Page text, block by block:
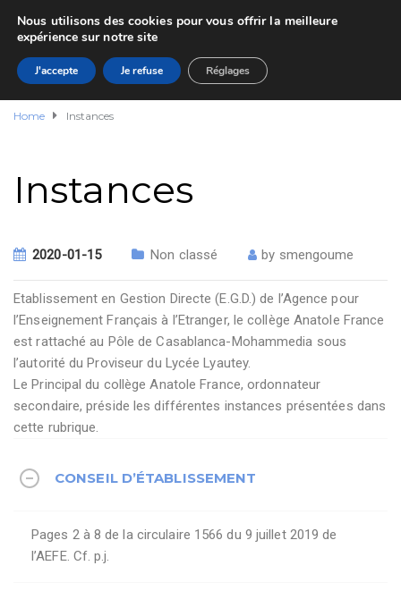
Home Instances
Instances
2020-01-15 Non classé by smengoume
Etablissement en Gestion Directe (E.G.D.) de l’Agence pour
l’Enseignement Français à l’Etranger, le collège Anatole France
est rattaché au Pôle de Casablanca-Mohammedia sous
l’autorité du Proviseur du Lycée Lyautey.
Le Principal du collège Anatole France, ordonnateur
secondaire, préside les différentes instances présentées dans
cette rubrique.
CONSEIL D’ÉTABLISSEMENT
Pages 2 à 8 de la circulaire 1566 du 9 juillet 2019 de
l’AEFE. Cf. p.j.
Nous utilisons des cookies pour vous offrir la meilleure
expérience sur notre site
J'accepte Je refuse Réglages